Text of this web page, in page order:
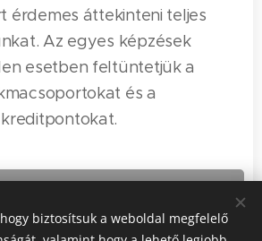
érdemes áttekinteni teljes
Az egyes képzések
esetben feltüntetjük a
és a
biztosítsuk a weboldal megfelelő